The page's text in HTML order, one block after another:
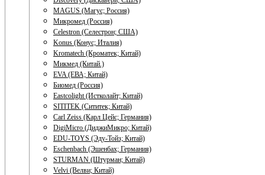
MAGUS (Магус; Россия)
Микромед (Россия)
Celestron (Селестрон; США)
Konus (Конус; Италия)
Kromatech (Кроматек; Китай)
Микмед (Китай.)
EVA (ЕВА; Китай)
Биомед (Россия)
Eastcolight (Истколайт; Китай)
SITITEK (Сититек; Китай)
Carl Zeiss (Карл Цейс; Германия)
DigiMicro (ДиджиМикро; Китай)
EDU-TOYS (Эду-Тойз; Китай)
Eschenbach (Эшенбах; Германия)
STURMAN (Штурман; Китай)
Velvi (Велви; Китай)